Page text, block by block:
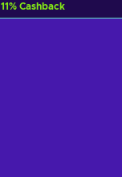
11% Cashback